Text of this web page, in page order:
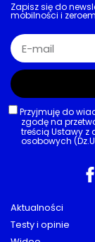
Aktualności
Testy i opinie
Zapisz się do
mobilności i
Przyjmuję do
zgodę na
treścią Ustawy z
osobowych